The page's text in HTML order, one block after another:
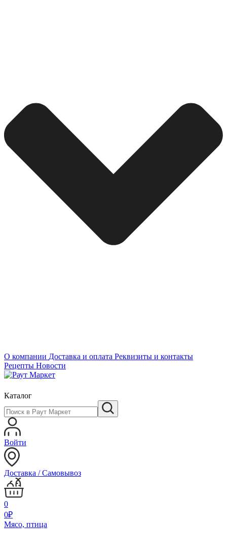
О компании Доставка и оплата Реквизиты и контакты
Рецепты Новости
Каталог
Войти
Доставка / Самовывоз
0
0₽
Мясо, птица